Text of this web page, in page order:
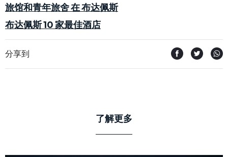
旅馆和青年旅舍 在 布达佩斯
布达佩斯 10 家最佳酒店
分享到
了解更多